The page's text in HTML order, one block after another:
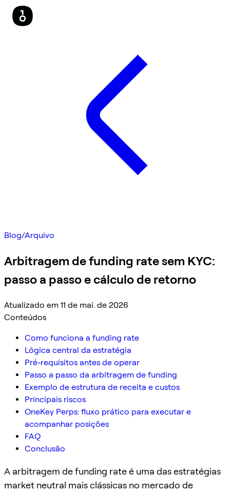
Blog/Arquivo
Arbitragem de funding rate sem KYC:
passo a passo e cálculo de retorno
Atualizado em 11 de mai. de 2026
Conteúdos
Como funciona a funding rate
Lógica central da estratégia
Pré-requisitos antes de operar
Passo a passo da arbitragem de funding
Exemplo de estrutura de receita e custos
Principais riscos
OneKey Perps: fluxo prático para executar e
acompanhar posições
FAQ
Conclusão
A arbitragem de funding rate é uma das estratégias
market neutral mais clássicas no mercado de